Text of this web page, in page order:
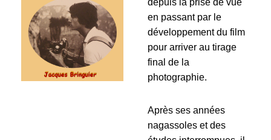
en passant par le
développement du film
pour arriver au tirage
final de la
photographie.
Après ses années
nagassoles et des